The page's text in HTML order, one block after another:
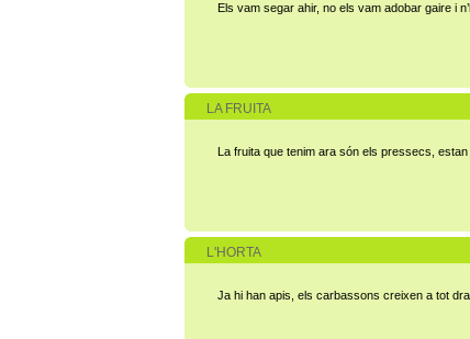
Els vam segar ahir, no els vam adobar gaire i
LA FRUITA
La fruita que tenim ara són els pressecs,
L'HORTA
Ja hi han apis, els carbassons creixen a tot